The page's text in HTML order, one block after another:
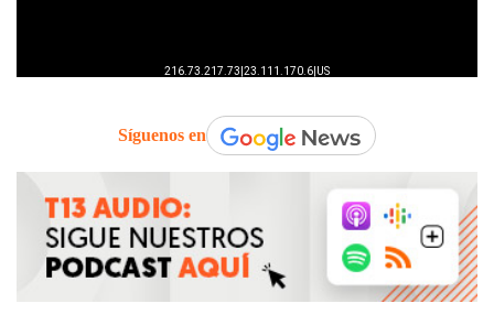
Síguenos en